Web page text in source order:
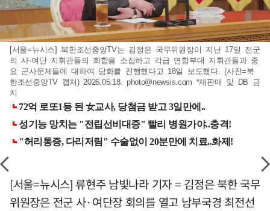
[서울=뉴시스] 북한조선중앙TV는 김정은 국무위원장이 지난 17일 전군
의 사·여단 지휘관들의 회합을 소집하고 각급 연합부대 지휘관들과 중
요 군사문제들에 대하여 담화를 진행했다고 18일 보도했다. (사진=북
한조선중앙TV 캡처) 2026.05.18. photo@newsis.com *재판매 및 DB 금
지
[서울=뉴시스] 류현주 남빛나라 기자 = 김정은 북한 국무
위원장은 전군 사·여단장 회의를 열고 남부국경 최전선